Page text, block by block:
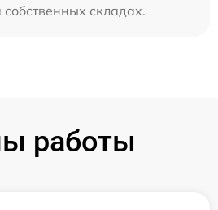
складах.
работы